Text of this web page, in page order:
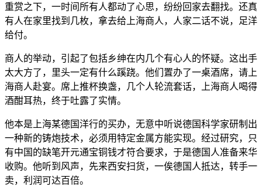
重赏之下，一时间所有人都动了心思，纷纷回家去翻找。还真
有人在家里找到几枚，拿去给上海商人，人家二话不说，足洋
给付。
商人的举动，引起了包括乡绅在内几个有心人的怀疑。这出手
太大方了，里头一定有什么蹊跷。他们置办了一桌酒席，请上
海商人赴宴。席上推杯换盏，几个人轮流套话，上海商人喝得
酒酣耳热，终于吐露了实情。
他本是上海某德国洋行的买办，无意中听说德国科学家研制出
一种新的铸炮技术，必须用特定金属方能实现。经过研究，只
有中国的缺笔开元通宝铜钱才符合要求，于是德国人准备来华
收购。他听到风声，先来西安扫货，一俟德国人抵达，转手一
卖，利润可达百倍。